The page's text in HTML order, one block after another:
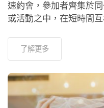
速約會，參加者齊集於
或活動之中，在短時間
了解更多